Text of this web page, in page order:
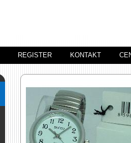
REGISTER KONTAKT